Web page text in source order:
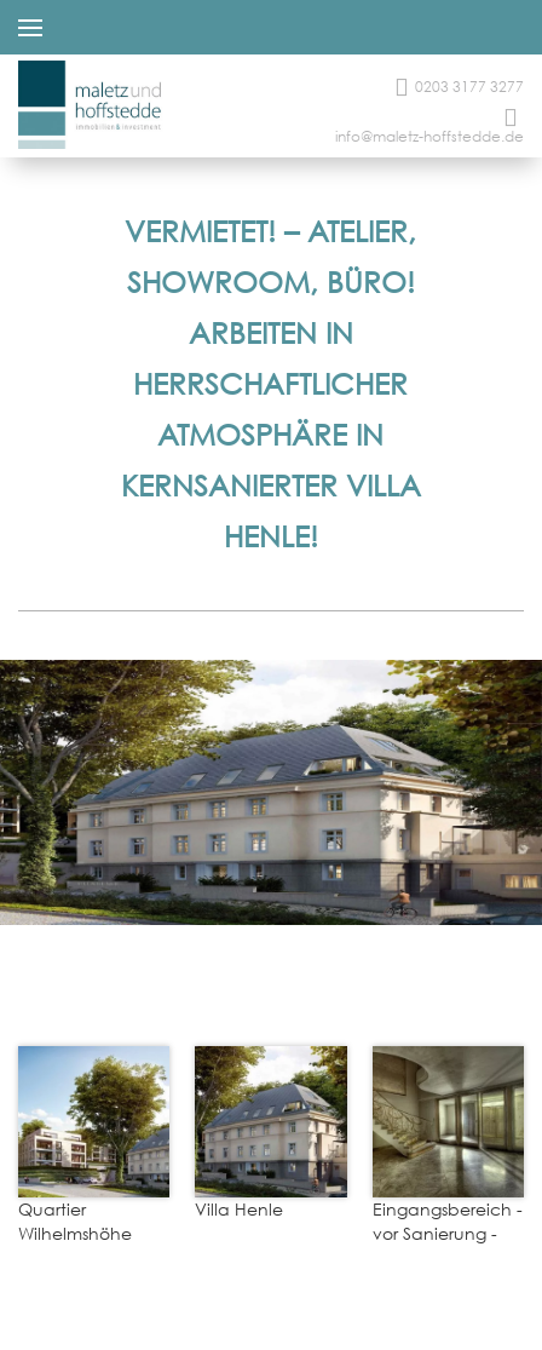
0203 3177 3277
info@maletz-hoffstedde.de
VERMIETET! – ATELIER,
SHOWROOM, BÜRO!
ARBEITEN IN
HERRSCHAFTLICHER
ATMOSPHÄRE IN
KERNSANIERTER VILLA
HENLE!
Quartier
Wilhelmshöhe
Villa Henle
Eingangsbereich -
vor Sanierung -